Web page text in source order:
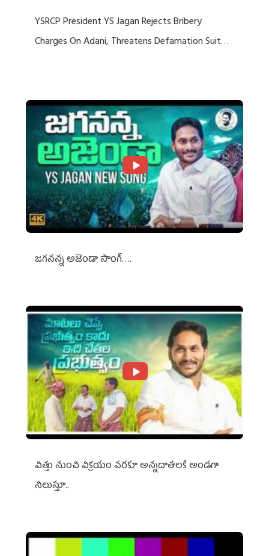
YSRCP President YS Jagan Rejects Bribery
Charges On Adani, Threatens Defamation Suit
జగనన్న అజెండా సాంగ్….
విత్తు నుంచి విక్రయం వరకూ అన్నదాతలకి అండగా
నిలుస్తూ..